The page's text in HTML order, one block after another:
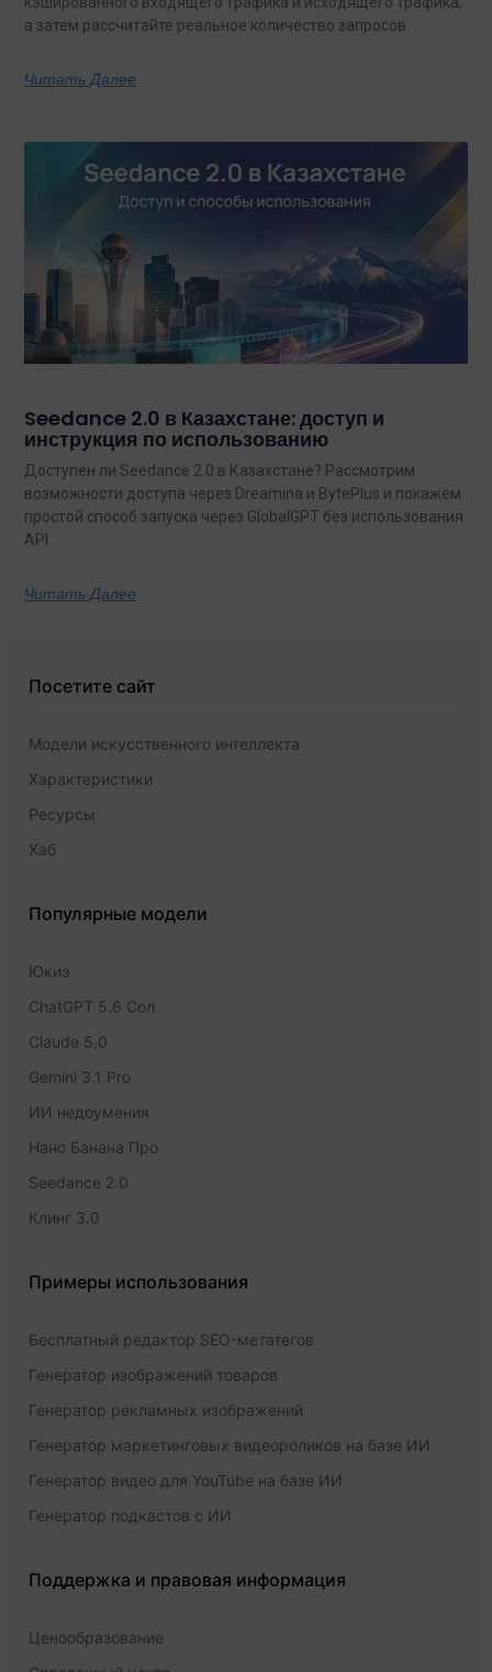
а затем рассчитайте реальное количество запросов.
Читать Далее
Seedance 2.0 в Казахстане: доступ и
инструкция по использованию
Доступен ли Seedance 2.0 в Казахстане? Рассмотрим
возможности доступа через Dreamina и BytePlus и покажем
простой способ запуска через GlobalGPT без использования
API.
Читать Далее
Посетите сайт
Модели искусственного интеллекта
Характеристики
Ресурсы
Хаб
Популярные модели
Юкиэ
ChatGPT 5.6 Сол
Claude 5,0
Gemini 3.1 Pro
ИИ недоумения
Нано Банана Про
Seedance 2.0
Клинг 3.0
Примеры использования
Бесплатный редактор SEO-метатегов
Генератор изображений товаров
Генератор рекламных изображений
Генератор маркетинговых видеороликов на базе ИИ
Генератор видео для YouTube на базе ИИ
Генератор подкастов с ИИ
Поддержка и правовая информация
Ценообразование